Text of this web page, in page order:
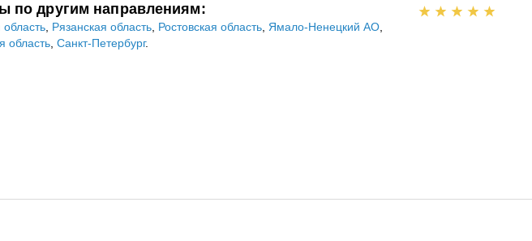
по другим направлениям:
область Рязанская область Ростовская область Ямало-Ненецкий АО
область Санкт-Петербург.